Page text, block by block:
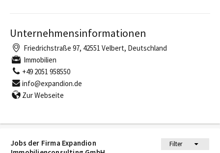
Jobs der Firma Expandion
Filter
Unternehmensinformationen
Friedrichstraße 97, 42551 Velbert, Deutschland
Immobilien
+49 2051 958550
info@expandion.de
Zur Webseite